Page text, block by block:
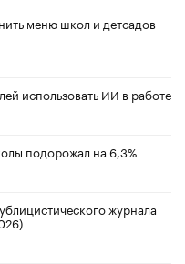
меню школ и детсадов
использовать ИИ в работе
подорожал на 6,3%
журнала